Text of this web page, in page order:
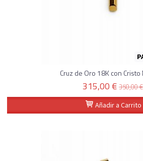
Cruz de Oro 18K con Cristo
315,00 € 350,00 €
Añadir a Carrito